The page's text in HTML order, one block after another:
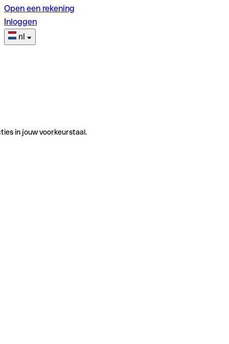
Open een rekening
Inloggen
nl
in jouw voorkeurstaal.